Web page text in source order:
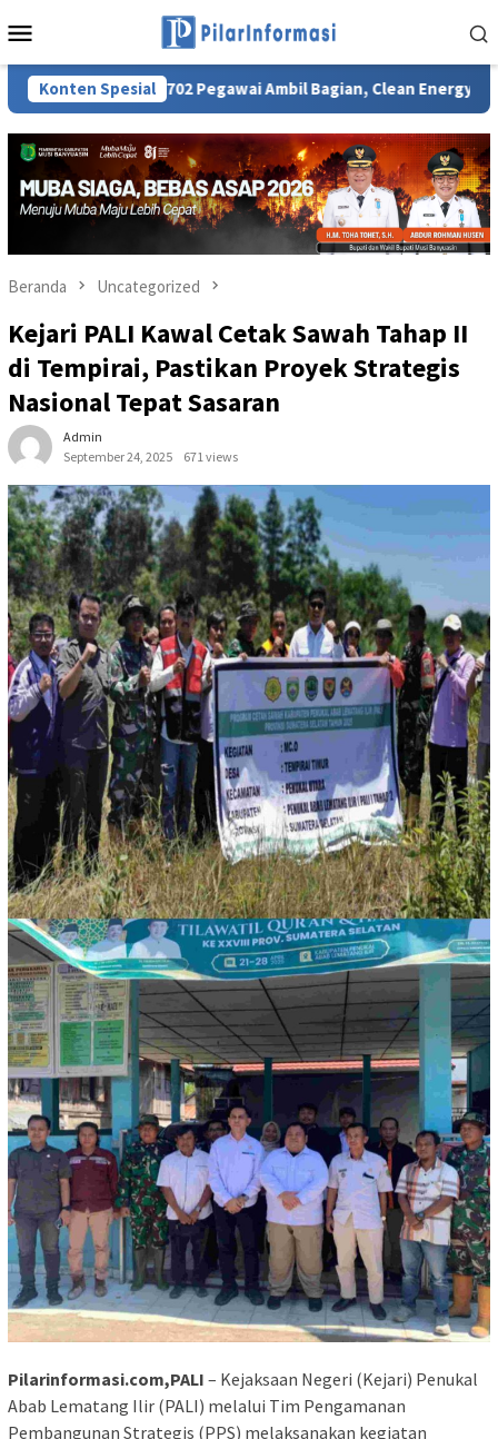
ke
Mobile
Konten Spesial
702 Pegawai Ambil Bagian, Clean Energy Day PLN UID
Beranda Uncategorized
Kejari PALI Kawal Cetak Sawah Tahap II
di Tempirai, Pastikan Proyek Strategis
Nasional Tepat Sasaran
Admin
September 24, 2025
671 views
Pilarinformasi.com,PALI – Kejaksaan Negeri (Kejari) Penukal
Abab Lematang Ilir (PALI) melalui Tim Pengamanan
Pembangunan Strategis (PPS) melaksanakan kegiatan